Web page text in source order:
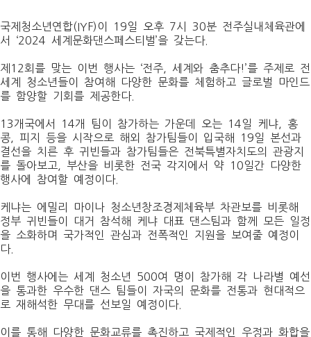
국제청소년연합(IYF)이 19일 오후 7시 30분 전주실내체육관에
서 ‘2024 세계문화댄스페스티벌’을 갖는다.
제12회를 맞는 이번 행사는 ‘전주, 세계와 춤추다!’를 주제로 전
세계 청소년들이 참여해 다양한 문화를 체험하고 글로벌 마인드
를 함양할 기회를 제공한다.
13개국에서 14개 팀이 참가하는 가운데 오는 14일 케냐, 홍
콩, 피지 등을 시작으로 해외 참가팀들이 입국해 19일 본선과
결선을 치른 후 귀빈들과 참가팀들은 전북특별자치도의 관광지
를 돌아보고, 부산을 비롯한 전국 각지에서 약 10일간 다양한
행사에 참여할 예정이다.
케냐는 에밀리 마이나 청소년창조경제체육부 차관보를 비롯해
정부 귀빈들이 대거 참석해 케냐 대표 댄스팀과 함께 모든 일정
을 소화하며 국가적인 관심과 전폭적인 지원을 보여줄 예정이
다.
이번 행사에는 세계 청소년 500여 명이 참가해 각 나라별 예선
을 통과한 우수한 댄스 팀들이 자국의 문화를 전통과 현대적으
로 재해석한 무대를 선보일 예정이다.
이를 통해 다양한 문화교류를 촉진하고 국제적인 우정과 화합을